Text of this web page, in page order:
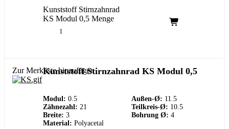
Kunststoff Stirnzahnrad
KS Modul 0,5 Menge
Zur Merkliste hinzufügen
Kunststoff Stirnzahnrad KS Modul 0,5
Modul: 0.5 Außen-Ø: 11.5
Zähnezahl: 21 Teilkreis-Ø: 10.5
Breite: 3 Bohrung Ø: 4
Material: Polyacetal